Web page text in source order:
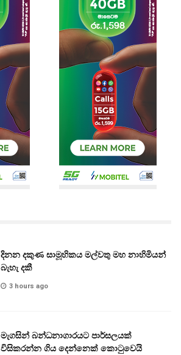
දිනන දකුණ සාමූහිකය මල්වතු මහ නාහිමියන්
බැහැ දකී
3 hours ago
මැගසින් බන්ධනාගාරයට පාර්සලයක්
විසිකරන්න ගිය දෙන්නෙක් කොටුවෙයි